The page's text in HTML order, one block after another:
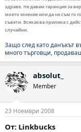
здраве. Не давам гаранция за
моето мнение или да не съм го
съвети. Всякаква прилика с
случайни.
Защо след като данъкът
много търговци,
absolut_
Member
23 Ноември 2008
От: Linkbucks